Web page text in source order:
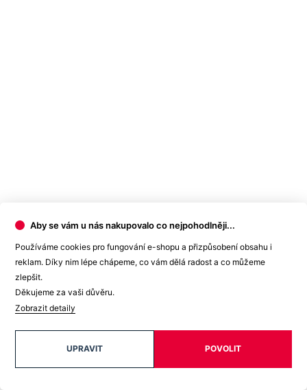
Aby se vám u nás nakupovalo co nejpohodlněji...
Používáme cookies pro fungování e-shopu a přizpůsobení obsahu i
reklam. Díky nim lépe chápeme, co vám dělá radost a co můžeme
zlepšit.
Děkujeme za vaši důvěru.
Zobrazit detaily
POVOLIT
UPRAVIT